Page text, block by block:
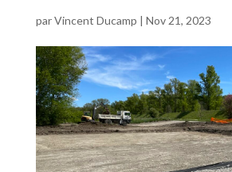
parVincent Ducamp | Nov 21, 2023